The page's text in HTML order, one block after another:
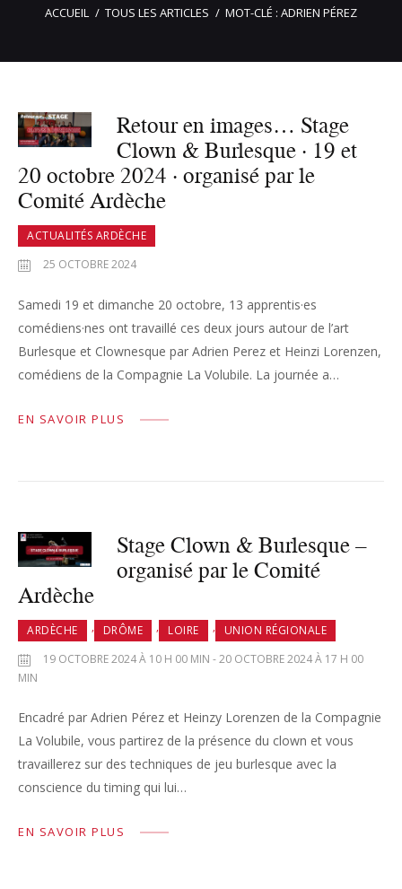
ACCUEIL TOUS LES ARTICLES MOT-CLÉ : ADRIEN PÉREZ
Retour en images… Stage
Clown & Burlesque · 19 et
20 octobre 2024 · organisé par le
Comité Ardèche
ACTUALITÉS ARDÈCHE
25 OCTOBRE 2024
Samedi 19 et dimanche 20 octobre, 13 apprentis·es
comédiens·nes ont travaillé ces deux jours autour de l’art
Burlesque et Clownesque par Adrien Perez et Heinzi Lorenzen,
comédiens de la Compagnie La Volubile. La journée a…
EN SAVOIR PLUS
Stage Clown & Burlesque –
organisé par le Comité
Ardèche
ARDÈCHE , DRÔME , LOIRE ,
UNION RÉGIONALE
19 OCTOBRE 2024 À 10 H 00 MIN - 20 OCTOBRE 2024 À 17 H 00
MIN
Encadré par Adrien Pérez et Heinzy Lorenzen de la Compagnie
La Volubile, vous partirez de la présence du clown et vous
travaillerez sur des techniques de jeu burlesque avec la
conscience du timing qui lui…
EN SAVOIR PLUS